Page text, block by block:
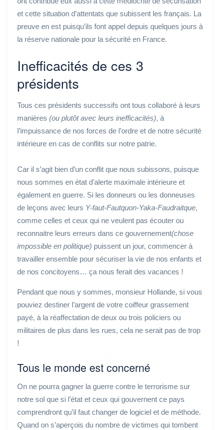
et cette situation d’attentats que subissent les français. La
preuve en est puisqu’ils font appel depuis quelques jours à
la réserve nationale pour la sécurité en France.
Inefficacités de ces 3
présidents
Tous ces présidents successifs ont tous collaboré à leurs
manières (ou plutôt avec leurs inefficacités), à
l’impuissance de nos forces de l’ordre et de notre sécurité
intérieure en cas de conflits sur notre patrie.
Car il s’agit bien d’un conflit que nous subissons, puisque
nous sommes en état d’alerte maximale intérieure et
également en guerre. Si les donneurs ou les donneuses
de leçons avec leurs Y-faut-Fautquon-Yaka-Faudraitque,
comme celles et ceux qui ne veulent pas écouter ou
reconnaitre leurs erreurs dans ce gouvernement(chose
impossible en politique) puissent un jour, commencer à
travailler ensemble pour sécuriser la vie de nos enfants et
de nos concitoyens… ça nous ferait des vacances !
Pendant que nous y sommes, monsieur Hollande, si vous
pouviez destiner l’argent de votre coiffeur grassement
payé, à la réaffectation de deux ou trois policiers ou
militaires de plus dans les rues, cela ne serait pas de trop
!
Tous le monde est concerné
On ne pourra gagner la guerre contre le terrorisme sur
notre sol que si l’état et ceux qui gouvernent ce pays
comprendront qu’il faut changer de logiciel et de méthode.
Quand on s’aperçois du nombre de victimes qui tombent